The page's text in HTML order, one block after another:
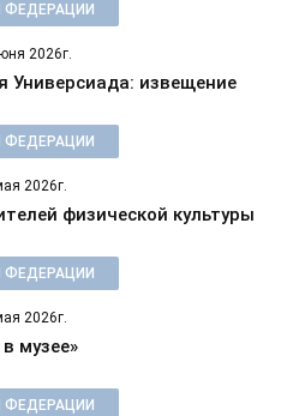
ФЕДЕРАЦИИ
2026г.
Универсиада: извещение
ФЕДЕРАЦИИ
2026г.
физической культуры
ФЕДЕРАЦИИ
2026г.
музее»
ФЕДЕРАЦИИ